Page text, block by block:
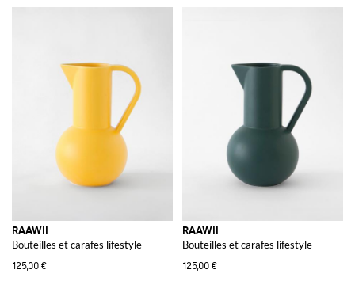
RAAWII
Bouteilles et carafes lifestyle
125,00 €
RAAWII
Bouteilles et carafes lifestyle
125,00 €